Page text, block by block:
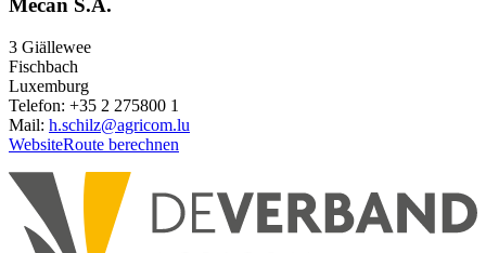
Mecan S.A.
3 Giällewee
Fischbach
Luxemburg
Telefon: +35 2 275800 1
Mail: h.schilz@agricom.lu
WebsiteRoute berechnen